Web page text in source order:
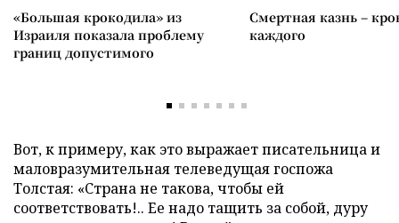
«Большая крокодила» из
Израиля показала проблему
границ допустимого
Смертная казнь –
каждого
Вот, к примеру, как это выражает писательница и
маловразумительная телеведущая госпожа
Толстая: «Страна не такова, чтобы ей
соответствовать!.. Ее надо тащить за собой, дуру